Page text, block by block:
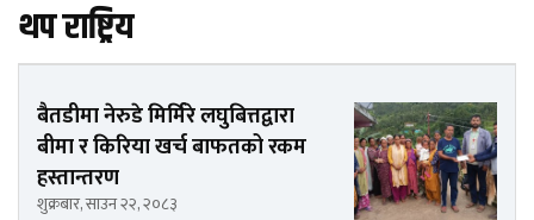
थप राष्ट्रिय
बैतडीमा नेरुडे मिर्मिरे लघुबित्तद्वारा
बीमा र किरिया खर्च बाफतको रकम
हस्तान्तरण
शुक्रबार, साउन २२, २०८३